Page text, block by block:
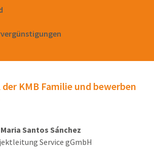
der KMB Familie und bewerben
Maria Santos Sánchez
Service gGmbH